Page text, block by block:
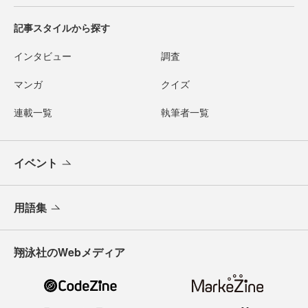
記事スタイルから探す
インタビュー 調査
マンガ クイズ
連載一覧 執筆者一覧
イベント
用語集
翔泳社のWebメディア